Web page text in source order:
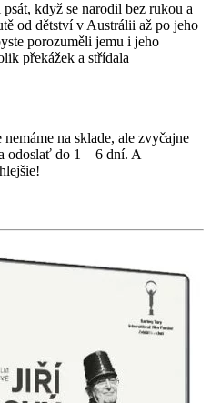
když se narodil bez rukou a
od dětství v Austrálii až po jeho
porozuměli jemu i jeho
překážek a střídala
na sklade, ale zvyčajne
odoslať do 1 – 6 dní. A